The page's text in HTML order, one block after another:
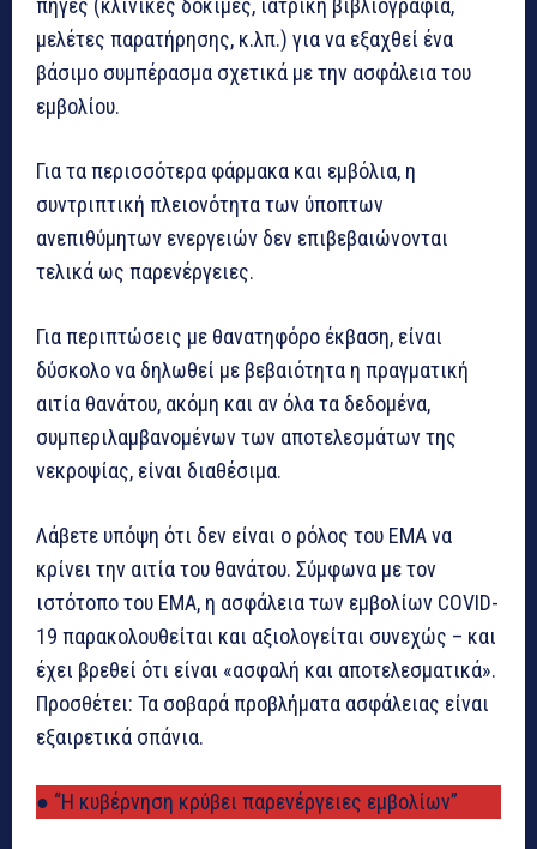
πηγές (κλινικές δοκιμές, ιατρική βιβλιογραφία,
μελέτες παρατήρησης, κ.λπ.) για να εξαχθεί ένα
βάσιμο συμπέρασμα σχετικά με την ασφάλεια του
εμβολίου.
Για τα περισσότερα φάρμακα και εμβόλια, η
συντριπτική πλειονότητα των ύποπτων
ανεπιθύμητων ενεργειών δεν επιβεβαιώνονται
τελικά ως παρενέργειες.
Για περιπτώσεις με θανατηφόρο έκβαση, είναι
δύσκολο να δηλωθεί με βεβαιότητα η πραγματική
αιτία θανάτου, ακόμη και αν όλα τα δεδομένα,
συμπεριλαμβανομένων των αποτελεσμάτων της
νεκροψίας, είναι διαθέσιμα.
Λάβετε υπόψη ότι δεν είναι ο ρόλος του EMA να
κρίνει την αιτία του θανάτου. Σύμφωνα με τον
ιστότοπο του EMA, η ασφάλεια των εμβολίων COVID-
19 παρακολουθείται και αξιολογείται συνεχώς – και
έχει βρεθεί ότι είναι «ασφαλή και αποτελεσματικά».
Προσθέτει: Τα σοβαρά προβλήματα ασφάλειας είναι
εξαιρετικά σπάνια.
● “Η κυβέρνηση κρύβει παρενέργειες εμβολίων”